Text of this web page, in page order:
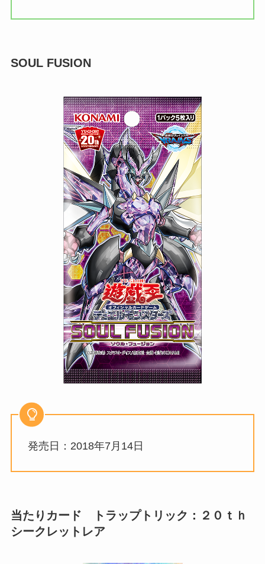
SOUL FUSION
発売日：2018年7月14日
当たりカード トラップトリック：２０ｔｈ
シークレットレア